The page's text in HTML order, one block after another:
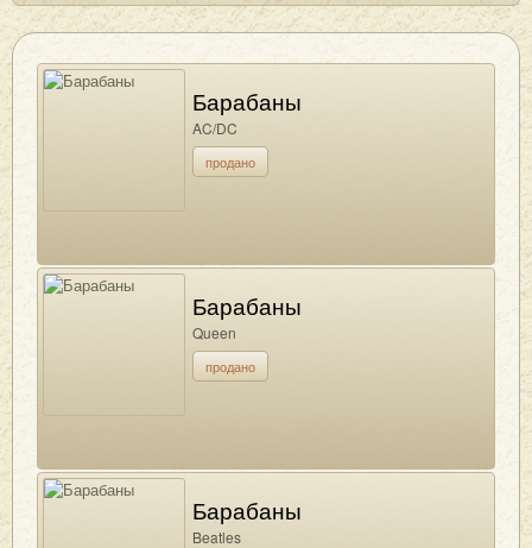
Барабаны
AC/DC
продано
Барабаны
Queen
продано
Барабаны
Beatles